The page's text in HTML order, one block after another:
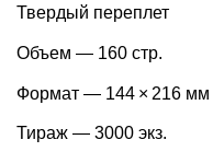
Твердый переплет
Объем — 160 стр.
Формат — 144 × 216 мм
Тираж — 3000 экз.